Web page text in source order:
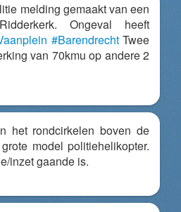
melding gemaakt van een
Ongeval heeft
#BarendrechtTwee
van 70kmu op andere 2
het rondcirkelen boven de
model politiehelikopter.
inzet gaande is.